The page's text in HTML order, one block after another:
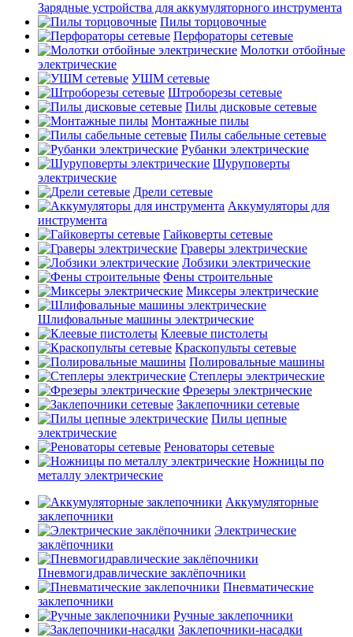
Зарядные устройства для аккумуляторного инструмента
Пилы торцовочные
Перфораторы сетевые
Молотки отбойные
электрические
УШМ сетевые
Штроборезы сетевые
Пилы дисковые сетевые
Монтажные пилы
Пилы сабельные сетевые
Рубанки электрические
Шуруповерты
электрические
Дрели сетевые
Аккумуляторы для
инструмента
Гайковерты сетевые
Граверы электрические
Лобзики электрические
Фены строительные
Миксеры электрические
Шлифовальные машины электрические
Клеевые пистолеты
Краскопульты сетевые
Полировальные машины
Степлеры электрические
Фрезеры электрические
Заклепочники сетевые
Пилы цепные
электрические
Реноваторы сетевые
Ножницы по
металлу электрические
Аккумуляторные
заклепочники
Электрические
заклёпочники
Пневмогидравлические заклёпочники
Пневматические
заклепочники
Ручные заклепочники
Заклепочники-насадки